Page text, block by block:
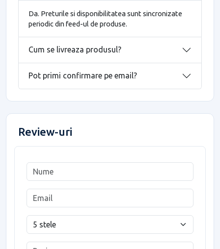
Da. Preturile si disponibilitatea sunt sincronizate
periodic din feed-ul de produse.
Cum se livreaza produsul?
Pot primi confirmare pe email?
Review-uri